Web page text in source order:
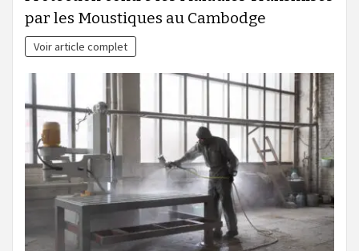
par les Moustiques au Cambodge
Voir article complet